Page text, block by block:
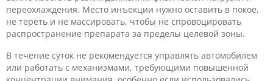
переохлаждения. Место инъекции нужно оставить в покое,
не тереть и не массировать, чтобы не спровоцировать
распространение препарата за пределы целевой зоны.
В течение суток не рекомендуется управлять автомобилем
или работать с механизмами, требующими повышенной